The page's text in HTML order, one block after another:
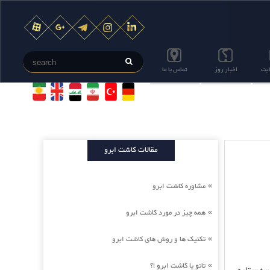
اخبار روز تماس با ما
مقالات کاشت ابرو
» مشاوره کاشت ابرو
» همه چیز در مورد کاشت ابرو
» تکنیک ها و روش های کاشت ابرو
» تاتو یا کاشت ابرو !؟